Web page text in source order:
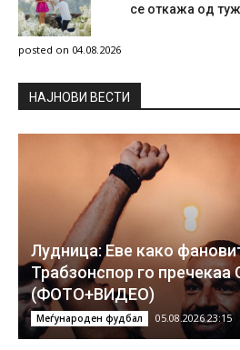
се откажа од
posted on 04.08.2026
НAЈНОВИ ВЕСТИ
Лудница: Еве како
Трабзонспор го пречекаа
(ФОТО+ВИДЕО)
Меѓународен фудбал 05.08.2026 23:15